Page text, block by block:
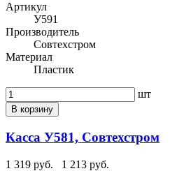
Артикул
У591
Производитель
Совтехстром
Материал
Пластик
шт
В корзину
Касса У581, Совтехстром
1 319 руб.
1 213 руб.